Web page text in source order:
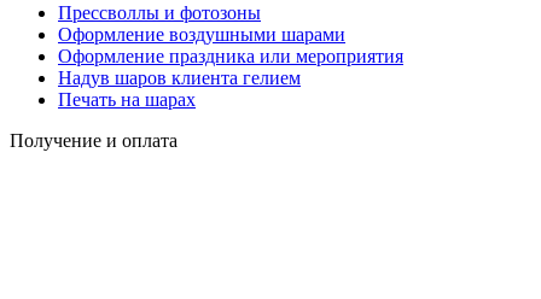
Прессволлы и фотозоны
Оформление воздушными шарами
Оформление праздника или мероприятия
Надув шаров клиента гелием
Печать на шарах
Получение и оплата